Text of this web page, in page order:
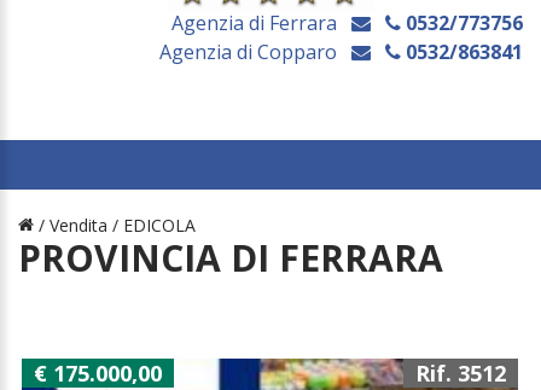
Agenzia di Ferrara
0532/773756
Agenzia di Copparo
0532/863841
/ Vendita / EDICOLA
PROVINCIA DI FERRARA
Rif. 3512
€ 175.000,00